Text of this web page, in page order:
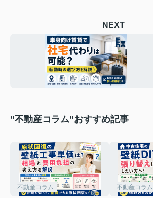
NEXT
”不動産コラム”おすすめ記事
不動産コラム 不動産コラム